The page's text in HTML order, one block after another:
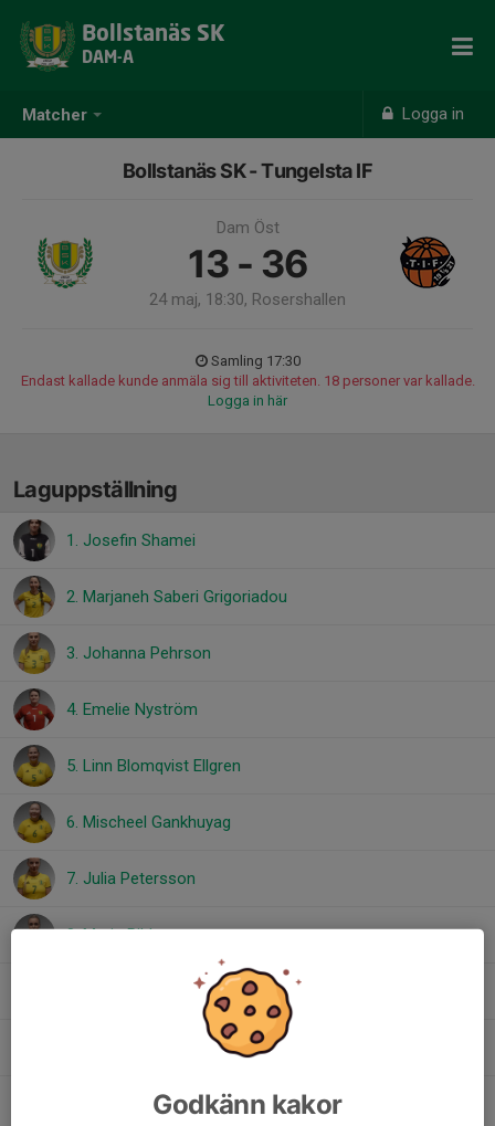
Matcher Logga in
Bollstanäs SK
DAM-A
Bollstanäs SK - Tungelsta IF
Dam Öst
13 - 36
24 maj, 18:30, Rosershallen
Samling 17:30
Endast kallade kunde anmäla sig till aktiviteten. 18 personer var kallade.
Logga in här
Laguppställning
1. Josefin Shamei
2. Marjaneh Saberi Grigoriadou
3. Johanna Pehrson
4. Emelie Nyström
5. Linn Blomqvist Ellgren
6. Mischeel Gankhuyag
7. Julia Petersson
8. Maria Pihlanen
11. Linn Fagerström
12. Johanna Bergvall Forsberg
18. Isabelle BarklundGodkänn kakor